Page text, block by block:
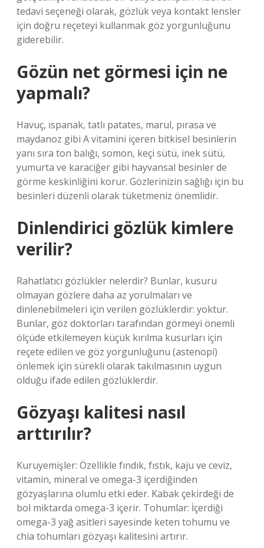
tedavi seçeneği olarak, gözlük veya kontakt lensler
için doğru reçeteyi kullanmak göz yorgunluğunu
giderebilir.
Gözün net görmesi için ne
yapmalı?
Havuç, ıspanak, tatlı patates, marul, pırasa ve
maydanoz gibi A vitamini içeren bitkisel besinlerin
yanı sıra ton balığı, somon, keçi sütü, inek sütü,
yumurta ve karaciğer gibi hayvansal besinler de
görme keskinliğini korur. Gözlerinizin sağlığı için bu
besinleri düzenli olarak tüketmeniz önemlidir.
Dinlendirici gözlük kimlere
verilir?
Rahatlatıcı gözlükler nelerdir? Bunlar, kusuru
olmayan gözlere daha az yorulmaları ve
dinlenebilmeleri için verilen gözlüklerdir: yoktur.
Bunlar, göz doktorları tarafından görmeyi önemli
ölçüde etkilemeyen küçük kırılma kusurları için
reçete edilen ve göz yorgunluğunu (astenopi)
önlemek için sürekli olarak takılmasının uygun
olduğu ifade edilen gözlüklerdir.
Gözyaşı kalitesi nasıl
arttırılır?
Kuruyemişler: Özellikle fındık, fıstık, kaju ve ceviz,
vitamin, mineral ve omega-3 içerdiğinden
gözyaşlarına olumlu etki eder. Kabak çekirdeği de
bol miktarda omega-3 içerir. Tohumlar: İçerdiği
omega-3 yağ asitleri sayesinde keten tohumu ve
chia tohumları gözyaşı kalitesini artırır.